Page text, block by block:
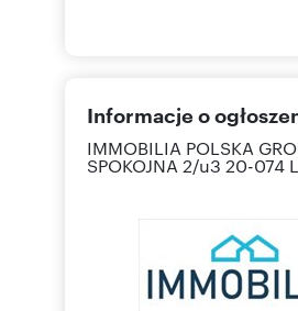
Informacje o
IMMOBILIA POLSKA
SPOKOJNA 2/u3 20-074